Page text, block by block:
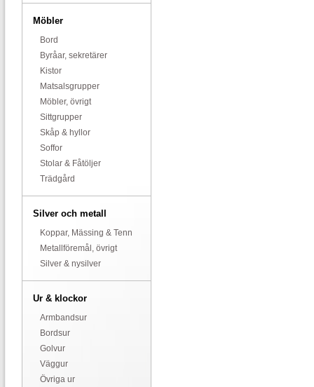
Möbler
Bord
Byråar, sekretärer
Kistor
Matsalsgrupper
Möbler, övrigt
Sittgrupper
Skåp & hyllor
Soffor
Stolar & Fåtöljer
Trädgård
Silver och metall
Koppar, Mässing & Tenn
Metallföremål, övrigt
Silver & nysilver
Ur & klockor
Armbandsur
Bordsur
Golvur
Väggur
Övriga ur